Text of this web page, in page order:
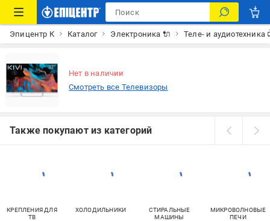
Эпицентр К Каталог Электроника 🔌 Теле- и аудиотехника
Нет в наличии
Смотреть все Телевизоры
Также покупают из категорий
КРЕПЛЕНИЯ ДЛЯ
ТВ
ХОЛОДИЛЬНИКИ
СТИРАЛЬНЫЕ
МАШИНЫ
МИКРОВОЛНОВЫЕ
ПЕЧИ